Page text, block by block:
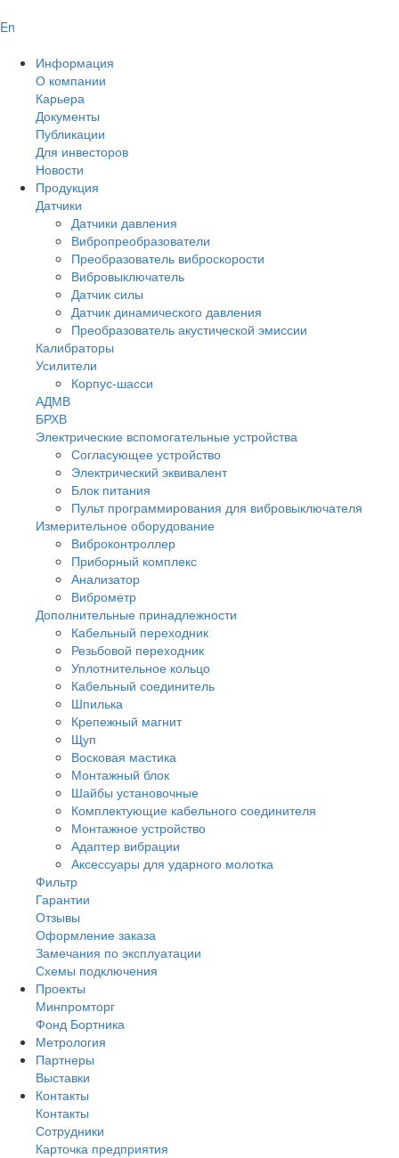
En
Информация
О компании
Карьера
Документы
Публикации
Для инвесторов
Новости
Продукция
Датчики
Датчики давления
Вибропреобразователи
Преобразователь виброскорости
Вибровыключатель
Датчик силы
Датчик динамического давления
Преобразователь акустической эмиссии
Калибраторы
Усилители
Корпус-шасси
АДМВ
БРХВ
Электрические вспомогательные устройства
Согласующее устройство
Электрический эквивалент
Блок питания
Пульт программирования для вибровыключателя
Измерительное оборудование
Виброконтроллер
Приборный комплекс
Анализатор
Виброметр
Дополнительные принадлежности
Кабельный переходник
Резьбовой переходник
Уплотнительное кольцо
Кабельный соединитель
Шпилька
Крепежный магнит
Щуп
Восковая мастика
Монтажный блок
Шайбы установочные
Комплектующие кабельного соединителя
Монтажное устройство
Адаптер вибрации
Аксессуары для ударного молотка
Фильтр
Гарантии
Отзывы
Оформление заказа
Замечания по эксплуатации
Схемы подключения
Проекты
Минпромторг
Фонд Бортника
Метрология
Партнеры
Выставки
Контакты
Контакты
Сотрудники
Карточка предприятия